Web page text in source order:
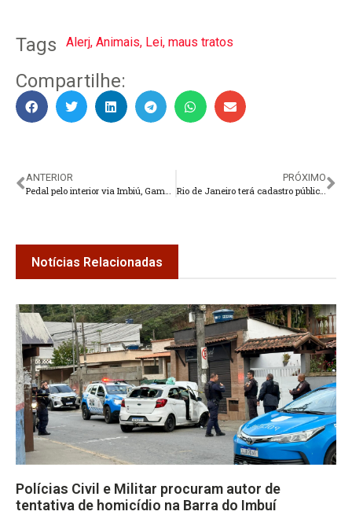
Tags Alerj, Animais, Lei, maus tratos
Compartilhe:
ANTERIOR
PRÓXIMO
Notícias Relacionadas
Polícias Civil e Militar procuram autor de
tentativa de homicídio na Barra do Imbuí